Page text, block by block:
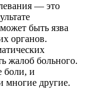
— это
быть язва
органов.
жалоб больного.
боли, и
многие другие.